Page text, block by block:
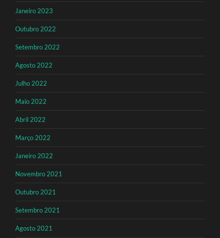
Janeiro 2023
Outubro 2022
Setembro 2022
Agosto 2022
Julho 2022
Maio 2022
Abril 2022
Março 2022
Janeiro 2022
Novembro 2021
Outubro 2021
Setembro 2021
Agosto 2021